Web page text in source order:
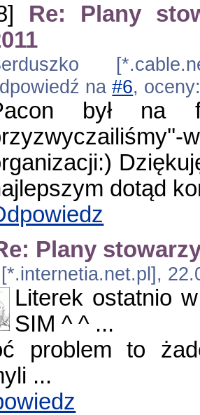
Re: Plany
na#6,
był na
dotąd
Plany
[*.internetia.net.pl],
Literek ostatnio
SIM ^ ^ ...
problem to
...